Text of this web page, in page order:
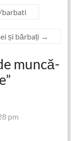
barbati
și bărbați →
muncă-
”
pm